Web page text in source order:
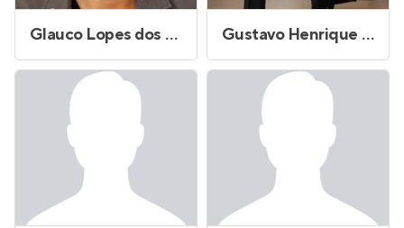
Glauco Lopes dos Santos Gustavo Henrique Barbosa